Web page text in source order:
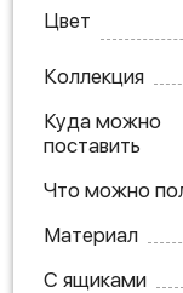
Цвет
Коллекция
Куда можно
поставить
Что можно
Материал
С ящиками